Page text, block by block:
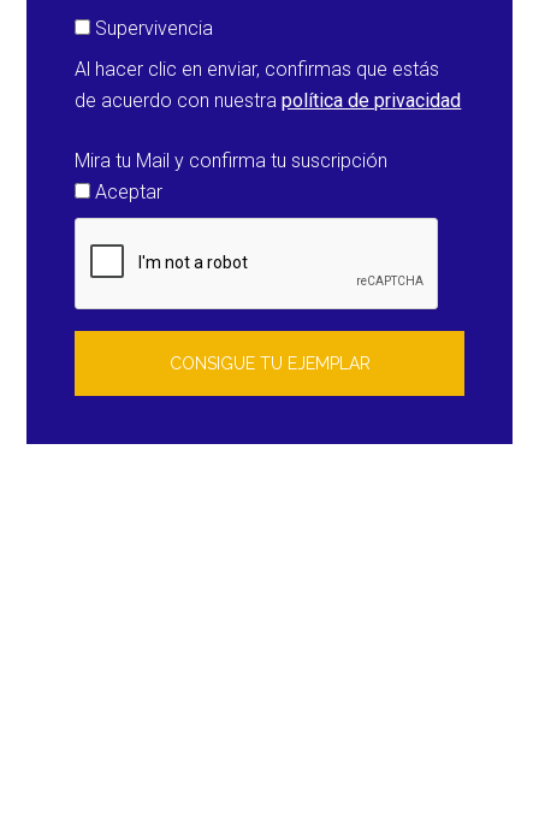
Supervivencia
Al hacer clic en enviar, confirmas que estás
de acuerdo con nuestrapolítica de privacidad
Mira tu Mail y confirma tu suscripción
Aceptar